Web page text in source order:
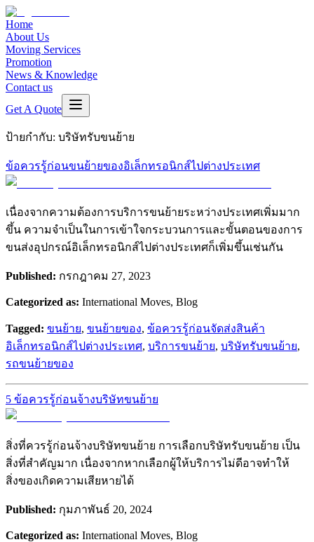
Home
About Us
Moving Services
Promotion
News & Knowledge
Contact us
Get A Quote
ป้ายกำกับ: บริษัทรับขนย้าย
ข้อควรรู้ก่อนขนย้ายของอิเล็กทรอนิกส์ไปต่างประเทศ
เนื่องจากความต้องการบริการขนย้ายระหว่างประเทศเพิ่มมาก
ขึ้น ความจำเป็นในการเข้าใจกระบวนการและขั้นตอนของการ
ขนส่งอุปกรณ์อิเล็กทรอนิกส์ไปต่างประเทศก็เพิ่มขึ้นเช่นกัน
Published: กรกฎาคม 27, 2023
Categorized as: International Moves, Blog
Tagged: ขนย้าย, ขนย้ายของ, ข้อควรรู้ก่อนจัดส่งสินค้า
อิเล็กทรอนิกส์ไปต่างประเทศ, บริการขนย้าย, บริษัทรับขนย้าย,
รถขนย้ายของ
5 ข้อควรรู้ก่อนจ้างบริษัทขนย้าย
สิ่งที่ควรรู้ก่อนจ้างบริษัทขนย้าย การเลือกบริษัทรับขนย้าย เป็น
สิ่งที่สำคัญมาก เนื่องจากหากเลือกผู้ให้บริการไม่ดีอาจทำให้
สิ่งของเกิดความเสียหายได้
Published: กุมภาพันธ์ 20, 2024
Categorized as: International Moves, Blog